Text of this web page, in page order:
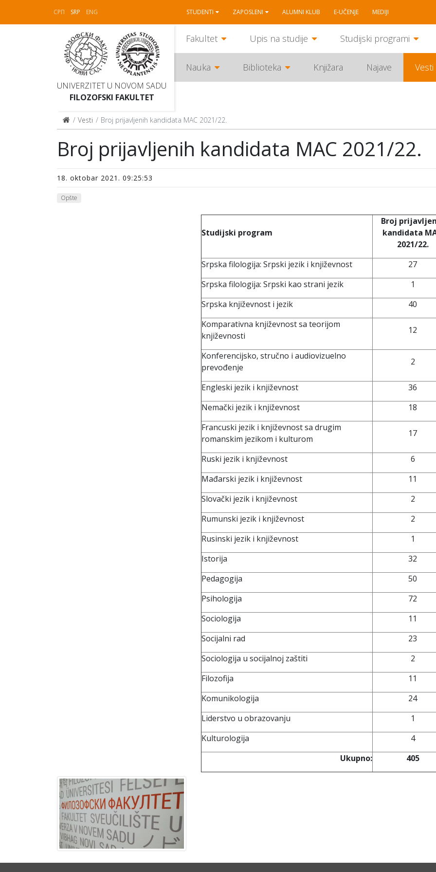
СРП SRP ENG STUDENTI ZAPOSLENI ALUMNI KLUB E-UČENJE MEDIJI
UNIVERZITET U NOVOM SADU
FILOZOFSKI FAKULTET
Fakultet Upis na studije Studijski programi
Nauka Biblioteka Knjižara Najave Vesti
Vesti Broj prijavljenih kandidata MAC 2021/22.
Broj prijavljenih kandidata MAC 2021/22.
18. oktobar 2021. 09:25:53
Opšte
Studijski program
Broj
kandidata
2021/22.
Srpska filologija: Srpski jezik i književnost
27
Srpska filologija: Srpski kao strani jezik
1
Srpska književnost i jezik
40
Komparativna književnost sa teorijom
književnosti
12
Konferencijsko, stručno i audiovizuelno
prevođenje
2
Engleski jezik i književnost
36
Nemački jezik i književnost
18
Francuski jezik i književnost sa drugim
romanskim jezikom i kulturom
17
Ruski jezik i književnost
6
Mađarski jezik i književnost
11
Slovački jezik i književnost
2
Rumunski jezik i književnost
2
Rusinski jezik i književnost
1
Istorija
32
Pedagogija
50
Psihologija
72
Sociologija
11
Socijalni rad
23
Sociologija u socijalnoj zaštiti
2
Filozofija
11
Komunikologija
24
Liderstvo u obrazovanju
1
Kulturologija
4
Ukupno:
405